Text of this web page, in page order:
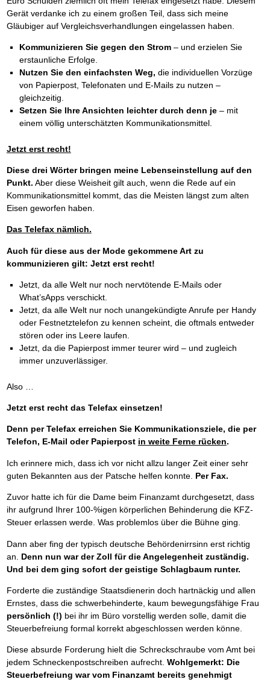
Ihren Zeitgewinn maximieren
GbR-Vertrag mit beschränkter Haftung BRANDNEU
Gerät verdanke ich zu einem großen Teil, dass sich meine
Gläubiger auf Vergleichsverhandlungen eingelassen haben.
Kommunizieren Sie gegen den Strom – und erzielen Sie
erstaunliche Erfolge.
Nutzen Sie den einfachsten Weg, die individuellen Vorzüge
von Papierpost, Telefonaten und E-Mails zu nutzen –
gleichzeitig.
Setzen Sie Ihre Ansichten leichter durch denn je – mit
einem völlig unterschätzten Kommunikationsmittel.
Jetzt erst recht!
Diese drei Wörter bringen meine Lebenseinstellung auf den
Punkt. Aber diese Weisheit gilt auch, wenn die Rede auf ein
Kommunikationsmittel kommt, das die Meisten längst zum alten
Eisen geworfen haben.
Das Telefax nämlich.
Auch für diese aus der Mode gekommene Art zu
kommunizieren gilt: Jetzt erst recht!
Jetzt, da alle Welt nur noch nervtötende E-Mails oder
What’sApps verschickt.
Jetzt, da alle Welt nur noch unangekündigte Anrufe per Handy
oder Festnetztelefon zu kennen scheint, die oftmals entweder
stören oder ins Leere laufen.
Jetzt, da die Papierpost immer teurer wird – und zugleich
immer unzuverlässiger.
Also …
Jetzt erst recht das Telefax einsetzen!
Denn per Telefax erreichen Sie Kommunikationsziele, die per
Telefon, E-Mail oder Papierpost in weite Ferne rücken.
Ich erinnere mich, dass ich vor nicht allzu langer Zeit einer sehr
guten Bekannten aus der Patsche helfen konnte. Per Fax.
Zuvor hatte ich für die Dame beim Finanzamt durchgesetzt, dass
ihr aufgrund Ihrer 100-%igen körperlichen Behinderung die KFZ-
Steuer erlassen werde. Was problemlos über die Bühne ging.
Dann aber fing der typisch deutsche Behördenirrsinn erst richtig
an. Denn nun war der Zoll für die Angelegenheit zuständig.
Und bei dem ging sofort der geistige Schlagbaum runter.
Forderte die zuständige Staatsdienerin doch hartnäckig und allen
Ernstes, dass die schwerbehinderte, kaum bewegungsfähige Frau
persönlich (!) bei ihr im Büro vorstellig werden solle, damit die
Steuerbefreiung formal korrekt abgeschlossen werden könne.
Diese absurde Forderung hielt die Schreckschraube vom Amt bei
jedem Schneckenpostschreiben aufrecht. Wohlgemerkt: Die
Steuerbefreiung war vom Finanzamt bereits genehmigt